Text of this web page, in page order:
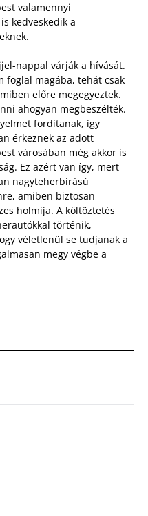
valamennyi
kedveskedik a
nappal várják a hívását.
foglal magába, tehát csak
előre megegyeztek.
ahogyan megbeszélték.
fordítanak, így
érkeznek az adott
városában még akkor is
Ez azért van így, mert
nagyteherbírású
amiben biztosan
holmija. A költöztetés
történik,
véletlenül se tudjanak a
megy végbe a